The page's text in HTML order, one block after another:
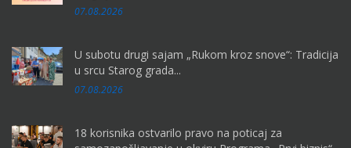
07.08.2026
U subotu drugi sajam „Rukom kroz snove“: Tradicija
u srcu Starog grada...
07.08.2026
18 korisnika ostvarilo pravo na poticaj za